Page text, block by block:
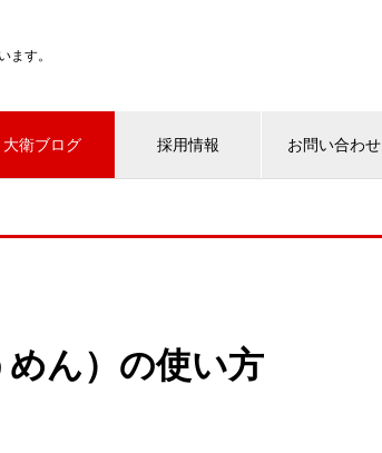
す。
大衛ブログ 採用情報 お問い合わせ
ん）の使い方